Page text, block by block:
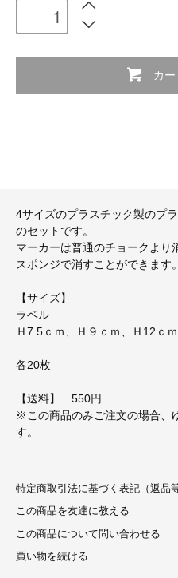
カ
4サイズのプラスチック製のプ
のセットです。
マーカーは普通のチョークより
スポンジで消すことができます。
【サイズ】
ラベル
Ｈ7.5ｃｍ、Ｈ９ｃｍ、Ｈ12ｃｍ
各20枚
【送料】 550円
※この商品のみご注文の場合、
す。
特定商取引法に基づく表記（返品等
この商品を友達に教える
この商品について問い合わせる
買い物を続ける